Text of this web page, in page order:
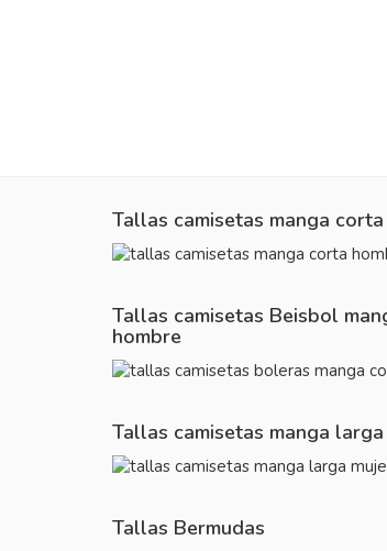
Tallas camisetas manga
Tallas camisetas Beisbol
hombre
Tallas camisetas manga
Tallas Bermudas